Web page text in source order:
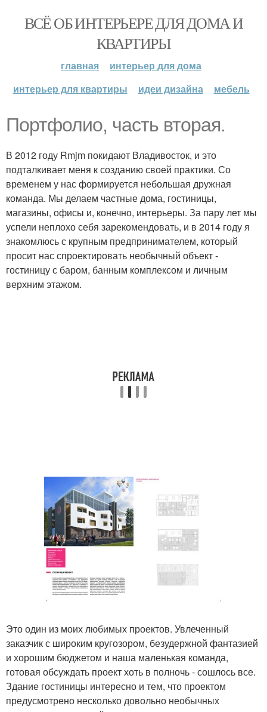
ВСЁ ОБ ИНТЕРЬЕРЕ ДЛЯ ДОМА И
КВАРТИРЫ
главная
интерьер для дома
интерьер для квартиры
идеи дизайна мебель
Портфолио, часть вторая.
В 2012 году Rmjm покидают Владивосток, и это
подталкивает меня к созданию своей практики. Со
временем у нас формируется небольшая дружная
команда. Мы делаем частные дома, гостиницы,
магазины, офисы и, конечно, интерьеры. За пару лет мы
успели неплохо себя зарекомендовать, и в 2014 году я
знакомлюсь с крупным предпринимателем, который
просит нас спроектировать необычный объект -
гостиницу с баром, банным комплексом и личным
верхним этажом.
Это один из моих любимых проектов. Увлеченный
заказчик с широким кругозором, безудержной фантазией
и хорошим бюджетом и наша маленькая команда,
готовая обсуждать проект хоть в полночь - сошлось все.
Здание гостиницы интересно и тем, что проектом
предусмотрено несколько довольно необычных